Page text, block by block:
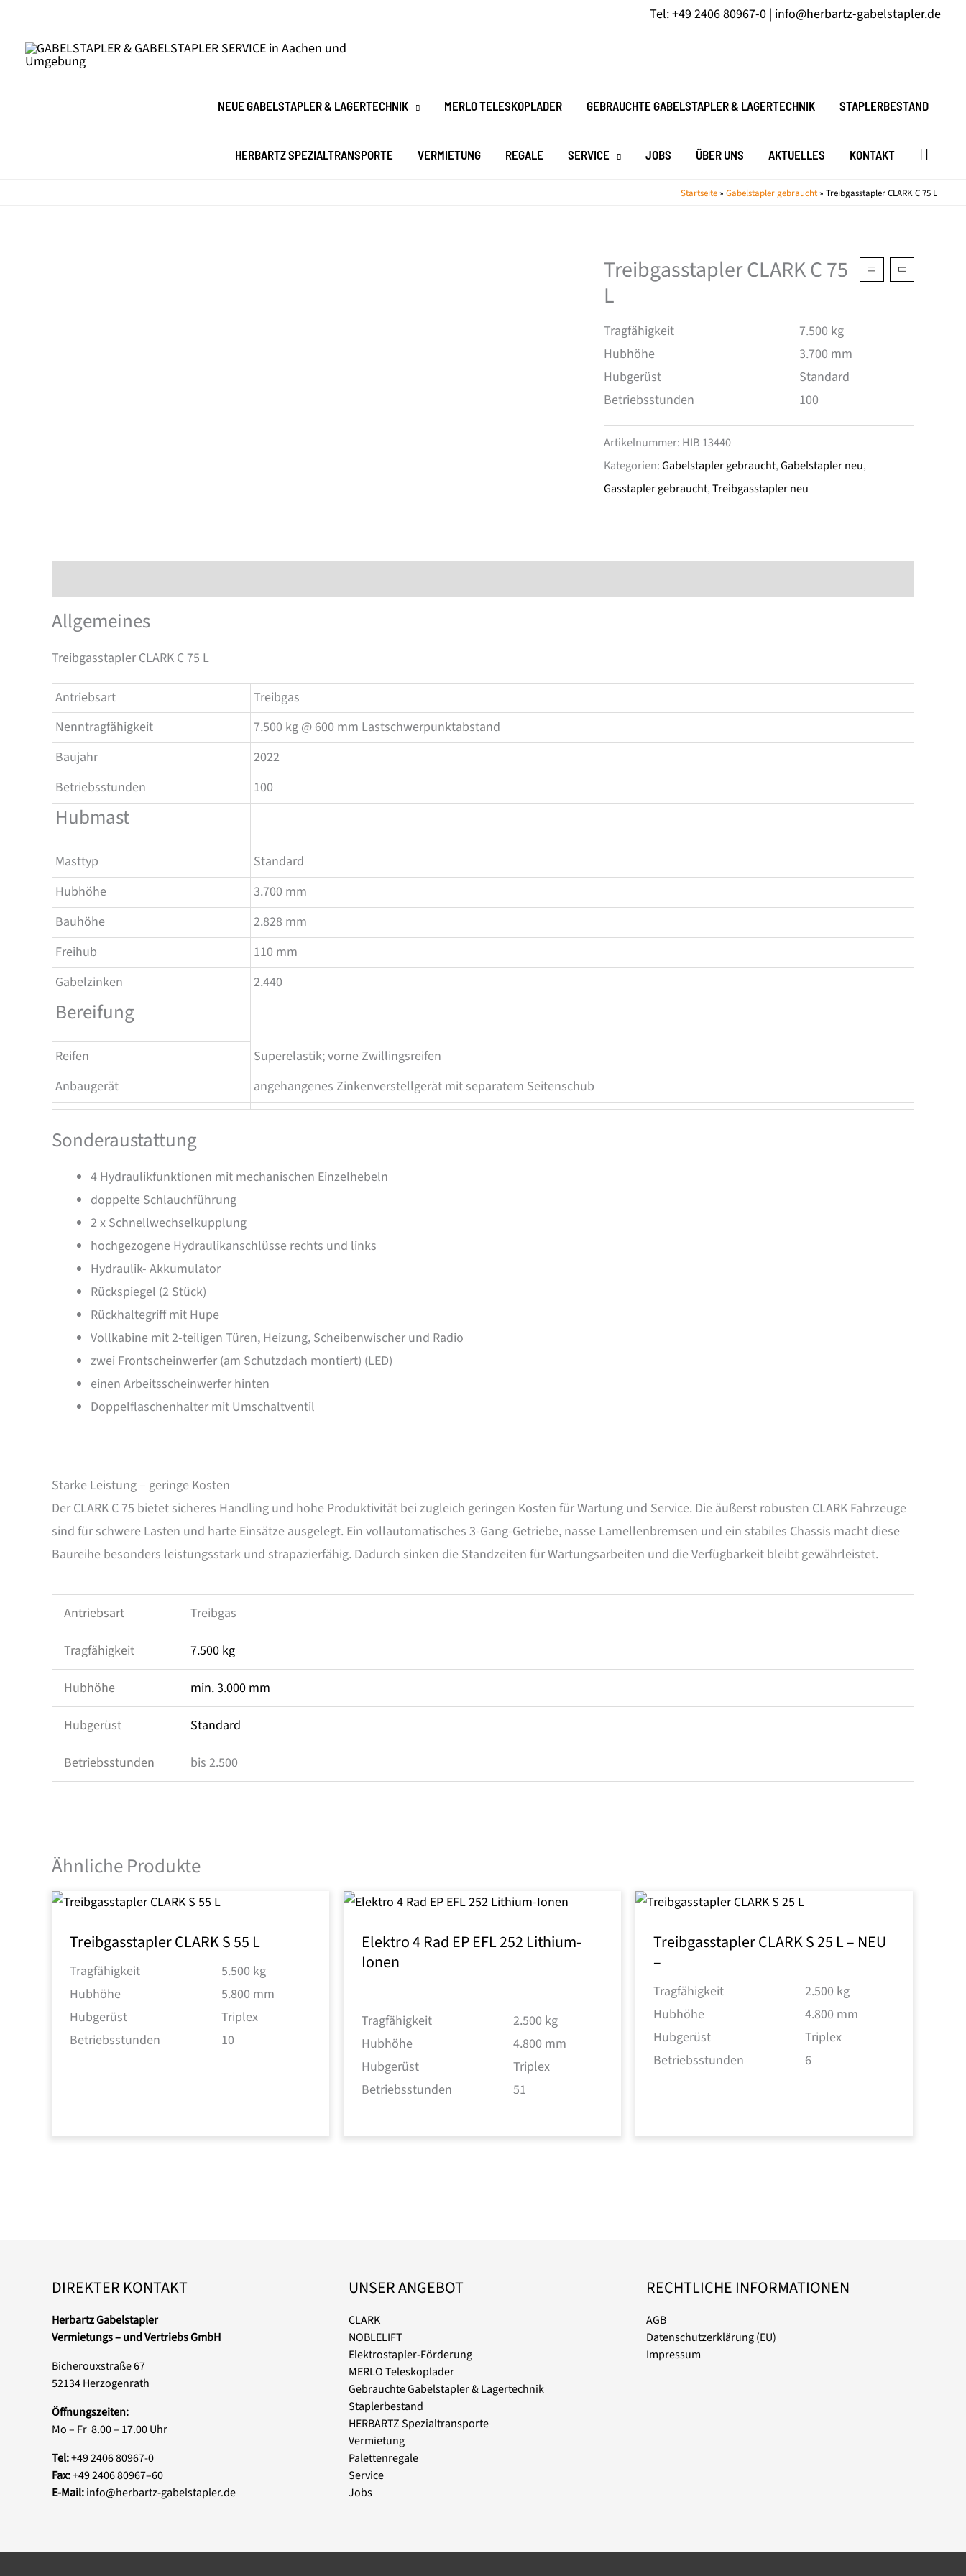
Inhalt
springen
Tel: +49 2406 80967-0 | info@herbartz-gabelstapler.de
NEUE GABELSTAPLER & LAGERTECHNIK MERLO TELESKOPLADER GEBRAUCHTE GABELSTAPLER & LAGERTECHNIK STAPLERBESTAND
HERBARTZ SPEZIALTRANSPORTE VERMIETUNG REGALE SERVICE JOBS ÜBER UNS AKTUELLES KONTAKT
Startseite» Gabelstapler gebraucht» Treibgasstapler CLARK C 75 L
Treibgasstapler CLARK C 75
L
Tragfähigkeit
7.500 kg
Hubhöhe
3.700 mm
Hubgerüst
Standard
Betriebsstunden
100
Artikelnummer: HIB 13440
Kategorien:Gabelstapler gebraucht,Gabelstapler neu,
Gasstapler gebraucht,Treibgasstapler neu
Allgemeines
Treibgasstapler CLARK C 75 L
Antriebsart
Treibgas
Nenntragfähigkeit
7.500 kg @ 600 mm Lastschwerpunktabstand
Baujahr
2022
Betriebsstunden
100
Hubmast
Masttyp
Standard
Hubhöhe
3.700 mm
Bauhöhe
2.828 mm
Freihub
110 mm
Gabelzinken
2.440
Bereifung
Reifen
Superelastik; vorne Zwillingsreifen
Anbaugerät
angehangenes Zinkenverstellgerät mit separatem Seitenschub
Sonderaustattung
4 Hydraulikfunktionen mit mechanischen Einzelhebeln
doppelte Schlauchführung
2 x Schnellwechselkupplung
hochgezogene Hydraulikanschlüsse rechts und links
Hydraulik- Akkumulator
Rückspiegel (2 Stück)
Rückhaltegriff mit Hupe
Vollkabine mit 2-teiligen Türen, Heizung, Scheibenwischer und Radio
zwei Frontscheinwerfer (am Schutzdach montiert) (LED)
einen Arbeitsscheinwerfer hinten
Doppelflaschenhalter mit Umschaltventil
Starke Leistung – geringe Kosten
Der CLARK C 75 bietet sicheres Handling und hohe Produktivität bei zugleich geringen Kosten für Wartung und Service. Die äußerst robusten CLARK Fahrzeuge
sind für schwere Lasten und harte Einsätze ausgelegt. Ein vollautomatisches 3-­Gang­-Getriebe, nasse Lamellenbremsen und ein stabiles Chassis macht diese
Baureihe besonders leistungsstark und strapazierfähig. Dadurch sinken die Standzeiten für Wartungsarbeiten und die Verfügbarkeit bleibt gewährleistet.
Antriebsart Treibgas
Tragfähigkeit 7.500 kg
Hubhöhe min. 3.000 mm
Hubgerüst Standard
Betriebsstunden bis 2.500
Ähnliche Produkte
Treibgasstapler CLARK S 55 L
Tragfähigkeit
5.500 kg
Hubhöhe
5.800 mm
Hubgerüst
Triplex
Betriebsstunden
10
Elektro 4 Rad EP EFL 252 Lithium-
Ionen
Tragfähigkeit
2.500 kg
Hubhöhe
4.800 mm
Hubgerüst
Triplex
Betriebsstunden
51
Treibgasstapler CLARK S 25 L – NEU
–
Tragfähigkeit
2.500 kg
Hubhöhe
4.800 mm
Hubgerüst
Triplex
Betriebsstunden
6
DIREKTER KONTAKT
Herbartz Gabelstapler
Vermietungs – und Vertriebs GmbH
Bicherouxstraße 67
52134 Herzogenrath
Öffnungszeiten:
Mo – Fr 8.00 – 17.00 Uhr
Tel:+49 2406 80967-0
Fax:+49 2406 80967–60
E-Mail:info@herbartz-gabelstapler.de
UNSER ANGEBOT
CLARK
NOBLELIFT
Elektrostapler-Förderung
MERLO Teleskoplader
Gebrauchte Gabelstapler & Lagertechnik
Staplerbestand
HERBARTZ Spezialtransporte
Vermietung
Palettenregale
Service
Jobs
RECHTLICHE INFORMATIONEN
AGB
Datenschutzerklärung (EU)
Impressum